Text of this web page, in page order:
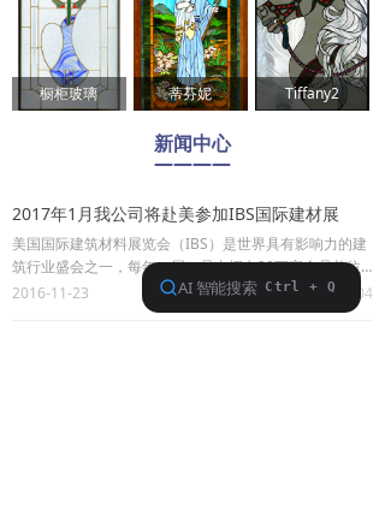
橱柜玻璃 蒂芬妮 Tiffany2
新闻中心
————
2017年1月我公司将赴美参加IBS国际建材展
美国国际建筑材料展览会（IBS）是世界具有影响力的建
筑行业盛会之一，每年一届，是由拥有20万家会员单位
的美国最大的建筑协会—全美房屋建造协会主办。该展会
我公司每年都参加，是我公司直面全球专业采购商，开拓
넶 304
2016-11-23